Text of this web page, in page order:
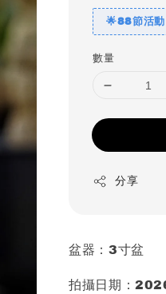
🌟88節活動
數量
分享
盆器：3寸盆
拍攝日期：